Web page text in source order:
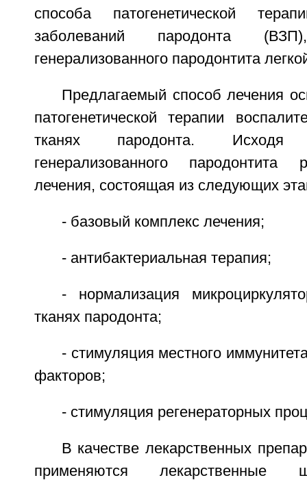
способа патогенетической
заболеваний пародонта
генерализованного пародонтита
Предлагаемый способ лечения
патогенетической терапии
тканях пародонта. Исходя
генерализованного пародонтита
лечения, состоящая из следующих
- базовый комплекс лечения;
- антибактериальная терапия;
- нормализация
тканях пародонта;
- стимуляция местного
факторов;
- стимуляция регенераторных
В качестве лекарственных
применяются лекарственные